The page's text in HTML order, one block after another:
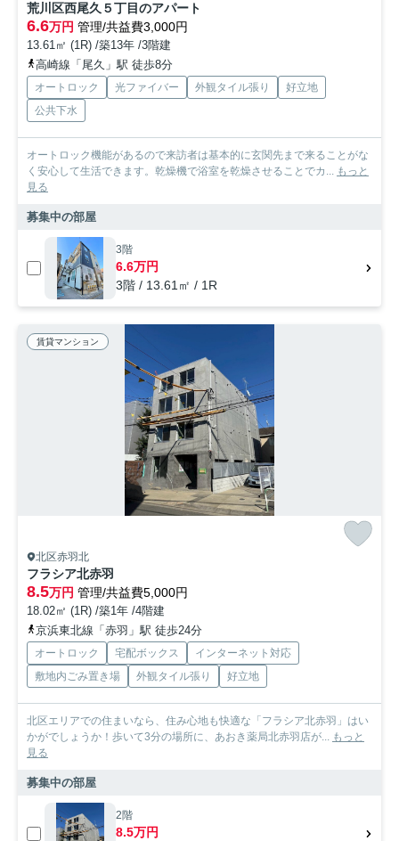
荒川区西尾久５丁目のアパート
6.6万円 管理/共益費3,000円
13.61㎡ (1R) /築13年 /3階建
高崎線「尾久」駅 徒歩8分
オートロック 光ファイバー 外観タイル張り
好立地
公共下水
オートロック機能があるので来訪者は基本的に玄関先まで来ることがな
く安心して生活できます。乾燥機で浴室を乾燥させることでカ... もっと
見る
募集中の部屋
3階
6.6万円
3階 / 13.61㎡ / 1R
賃貸マンション
北区赤羽北
フラシア北赤羽
8.5万円 管理/共益費5,000円
18.02㎡ (1R) /築1年 /4階建
京浜東北線「赤羽」駅 徒歩24分
オートロック 宅配ボックス
インターネット対応
敷地内ごみ置き場
外観タイル張り 好立地
北区エリアでの住まいなら、住み心地も快適な「フラシア北赤羽」はい
かがでしょうか！歩いて3分の場所に、あおき薬局北赤羽店が... もっと
見る
募集中の部屋
2階
8.5万円